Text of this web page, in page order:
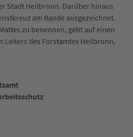
Stadt Heilbronn. Darüber hinaus
am Bande ausgezeichnet.
zu benennen, geht auf einen
Leiters des Forstamtes Heilbronn,